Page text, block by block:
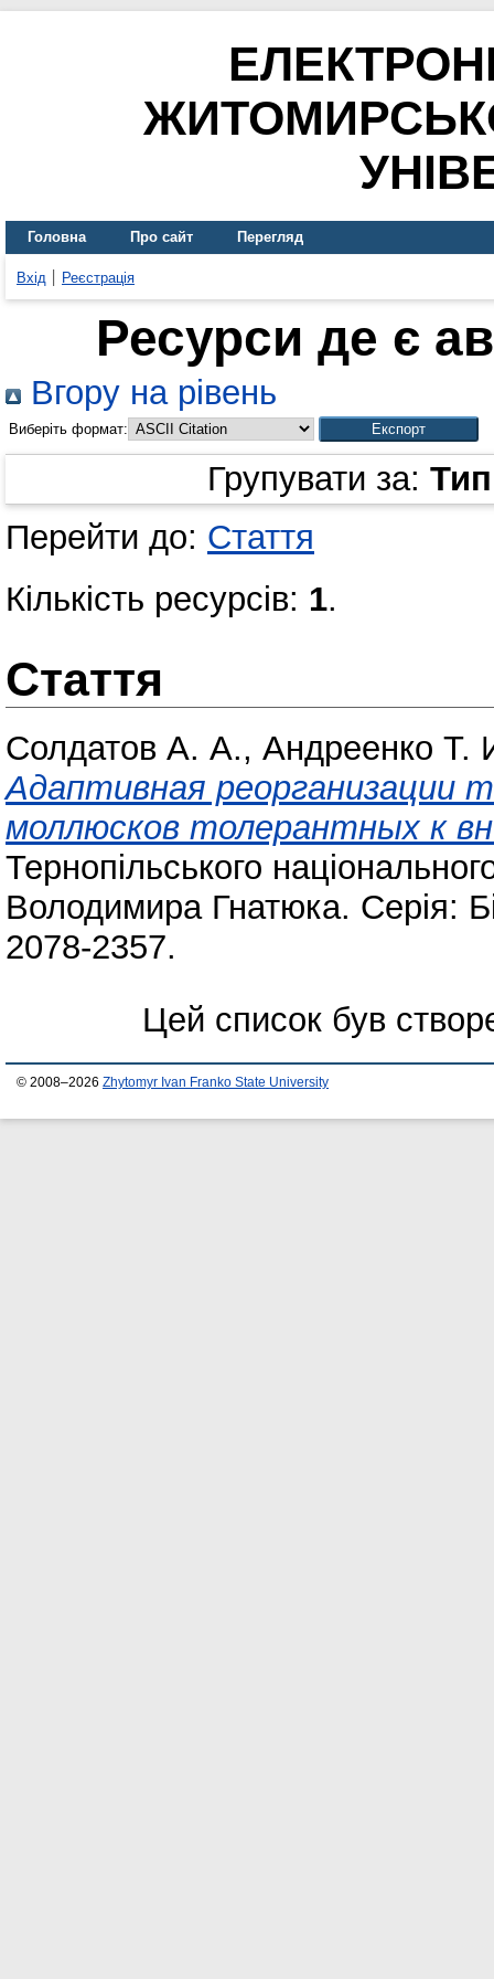
Головна Про сайт Перегляд
Вхід Реєстрація
Ресурси де є
Вгору на рівень
Виберіть формат:
Групувати за:
Перейти до: Стаття
Кількість ресурсів: 1.
Стаття
Солдатов А. А., Андреенко Т.
Адаптивная реорганизации
моллюсков толерантных к
Тернопільського
Володимира Гнатюка. Серія:
2078-2357.
Цей список був
© 2008–2026 Zhytomyr Ivan Franko State University